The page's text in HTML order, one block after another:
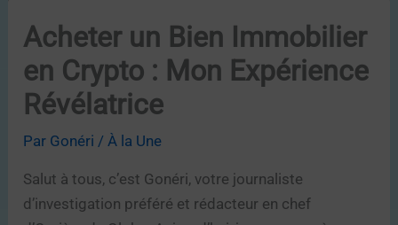
Acheter un Bien Immobilier
en Crypto : Mon Expérience
Révélatrice
Par Gonéri /À la Une
Salut à tous, c’est Gonéri, votre journaliste
d’investigation préféré et rédacteur en chef